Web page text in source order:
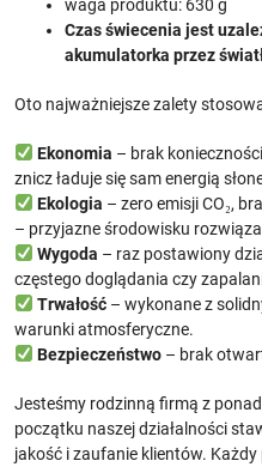
waga produktu: 630 g
Czas świecenia jest
akumulatorka przez
Oto najważniejsze zalety
Ekonomia – brak
znicz ładuje się sam energią
Ekologia – zero emisji CO₂,
– przyjazne środowisku
Wygoda – raz postawiony
częstego doglądania czy
Trwałość– wykonane z
warunki atmosferyczne.
Bezpieczeństwo– brak
Jesteśmy rodzinną firmą z
początku naszej działalności
jakość i zaufanie klientów.